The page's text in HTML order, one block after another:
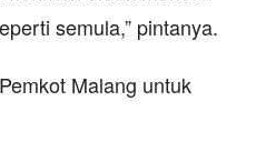
semula,” pintanya.
Malang untuk